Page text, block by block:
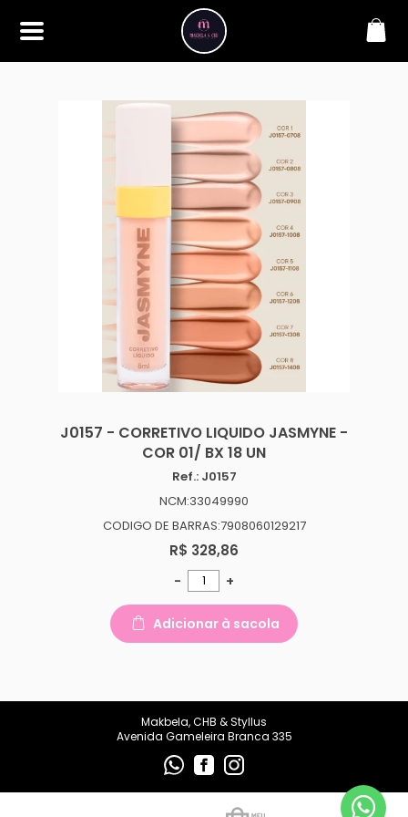
Bem-vindo à Makbela, CHB &
Styllus, sua fonte confiável de
maquiagens e acessórios de
de produtos que inspiram
confiança e criatividade. Desde
os últimos lançamentos em
maquiagem até os acessórios
mais elegantes, estamos aqui
para ajudá-lo a alcançar seu
visual dos sonhos. Explore nossa
seleção cuidadosamente
selecionada e descubra como a
beleza se torna uma expressão
única conosco.
makbelachb@gmail.com
J0157 - CORRETIVO LIQUIDO JASMYNE -
COR 01/ BX 18 UN
Ref.: J0157
NCM:33049990
CODIGO DE BARRAS:7908060129217
R$ 328,86
- +
Adicionar à sacola
Makbela, CHB & Styllus
Avenida Gameleira Branca 335